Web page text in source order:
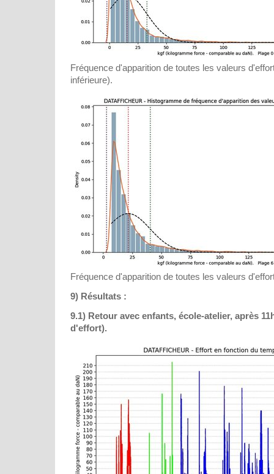
Fréquence d'apparition de toutes les valeurs
inférieure).
Fréquence d'apparition de toutes les valeurs
9) Résultats :
9.1) Retour avec enfants, école-atelier, après
d'effort).